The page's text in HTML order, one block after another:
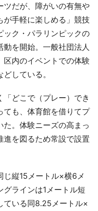
ツだが、障がいの有無や
が手軽に楽しめる」競技
ック・パラリンピックの
を開始。一般社団法人
区内のイベントでの体験
している。
どこで（プレー）でき
ても、体育館を借りてプ
た。体験ニーズの高まっ
進を図るため常設で設置
縦15メートル×横6メ
ラインは1メートル短
ている同8.25メートル×